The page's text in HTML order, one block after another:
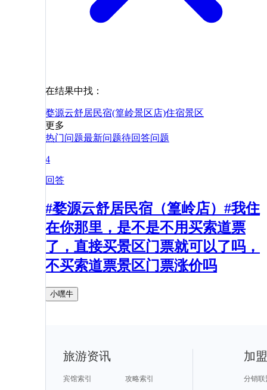
在结果中找：
婺源云舒居民宿(篁岭景区店)住宿景区
更多
热门问题最新问题待回答问题
4
回答
#婺源云舒居民宿（篁岭店）#我住
在你那里，是不是不用买索道票
了，直接买景区门票就可以了吗，
不买索道票景区门票涨价吗
小嘿牛
旅游资讯
宾馆索引
攻略索引
加
分销联